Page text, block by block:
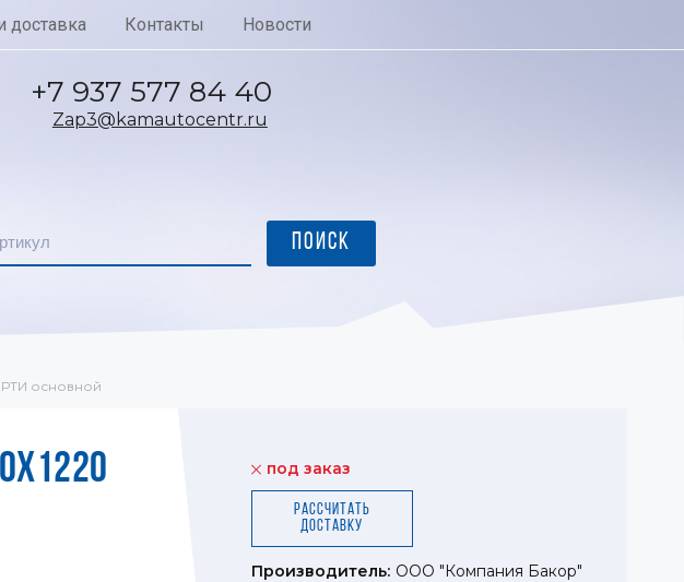
доставка Контакты Новости
Zap3@kamautocentr.ru
+7 937 577 84 40
РТИ основной
под заказ
Рассчитать
доставку
Производитель: ООО "Компания Бакор"